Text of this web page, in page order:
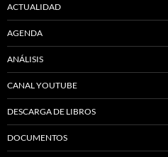
ACTUALIDAD
AGENDA
ANÁLISIS
CANAL YOUTUBE
DESCARGA DE LIBROS
DOCUMENTOS